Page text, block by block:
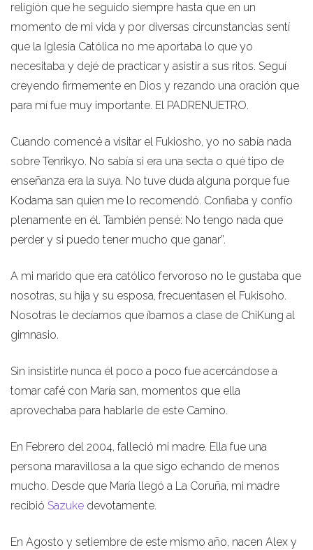
religión que he seguido siempre hasta que en un
momento de mi vida y por diversas circunstancias sentí
que la Iglesia Católica no me aportaba lo que yo
necesitaba y dejé de practicar y asistir a sus ritos. Seguí
creyendo firmemente en Dios y rezando una oración que
para mí fue muy importante. El PADRENUETRO.
Cuando comencé a visitar el Fukiosho, yo no sabía nada
sobre Tenrikyo. No sabía si era una secta o qué tipo de
enseñanza era la suya. No tuve duda alguna porque fue
Kodama san quien me lo recomendó. Confiaba y confío
plenamente en él. También pensé: No tengo nada que
perder y si puedo tener mucho que ganar”.
A mi marido que era católico fervoroso no le gustaba que
nosotras, su hija y su esposa, frecuentasen el Fukisoho.
Nosotras le decíamos que íbamos a clase de ChiKung al
gimnasio.
Sin insistirle nunca él poco a poco fue acercándose a
tomar café con María san, momentos que ella
aprovechaba para hablarle de este Camino.
En Febrero del 2004, falleció mi madre. Ella fue una
persona maravillosa a la que sigo echando de menos
mucho. Desde que María llegó a La Coruña, mi madre
recibió Sazuke devotamente.
En Agosto y setiembre de este mismo año, nacen Alex y